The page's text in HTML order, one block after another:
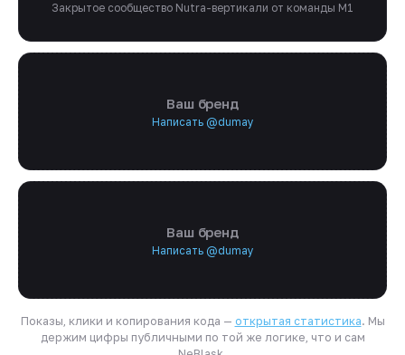
Закрытое сообщество Nutra-вертикали от команды M1
Ваш бренд
Написать @dumay
Ваш бренд
Написать @dumay
Показы, клики и копирования кода — открытая статистика. Мы
держим цифры публичными по той же логике, что и сам